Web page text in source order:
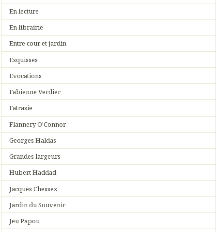
En lecture
En librairie
Entre cour et jardin
Esquisses
Evocations
Fabienne Verdier
Fatrasie
Flannery O'Connor
Georges Haldas
Grandes largeurs
Hubert Haddad
Jacques Chessex
Jardin du Souvenir
Jeu Papou